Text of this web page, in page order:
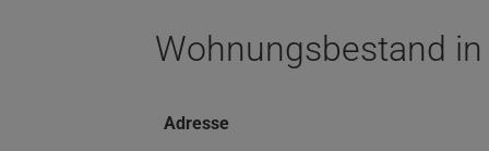
Wohnungsbestand
Adresse